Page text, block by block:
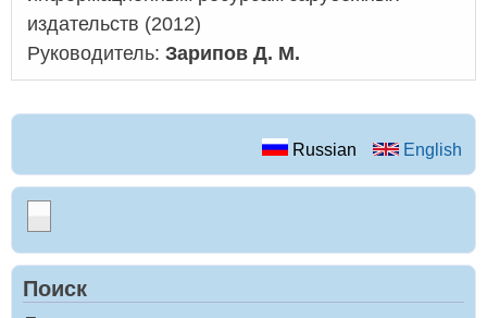
издательств (2012)
Руководитель: Зарипов Д. М.
Russian English
Поиск